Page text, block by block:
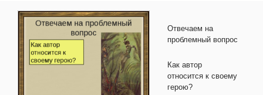
Отвечаем на
проблемный вопрос
Как автор
относится к своему
герою?